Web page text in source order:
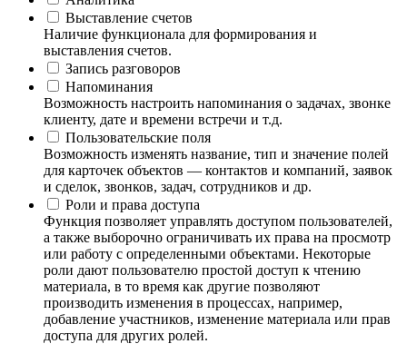
Выставление счетов
Наличие функционала для формирования и
выставления счетов.
Запись разговоров
Напоминания
Возможность настроить напоминания о задачах, звонке
клиенту, дате и времени встречи и т.д.
Пользовательские поля
Возможность изменять название, тип и значение полей
для карточек объектов — контактов и компаний, заявок
и сделок, звонков, задач, сотрудников и др.
Роли и права доступа
Функция позволяет управлять доступом пользователей,
а также выборочно ограничивать их права на просмотр
или работу с определенными объектами. Некоторые
роли дают пользователю простой доступ к чтению
материала, в то время как другие позволяют
производить изменения в процессах, например,
добавление участников, изменение материала или прав
доступа для других ролей.